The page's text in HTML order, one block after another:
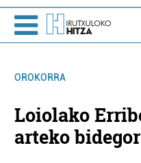
OROKORRA
Loiolako
arteko